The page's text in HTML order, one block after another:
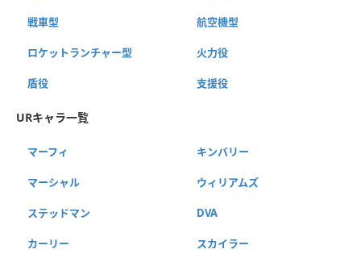
戦車型 航空機型
ロケットランチャー型 火力役
盾役 支援役
URキャラ一覧
マーフィ キンバリー
マーシャル ウィリアムズ
ステッドマン DVA
カーリー スカイラー